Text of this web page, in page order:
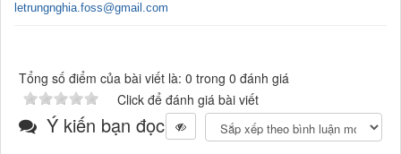
letrungnghia.foss@gmail.com
Tổng số điểm của bài viết là: 0 trong 0 đánh giá
Click để đánh giá bài viết
Ý kiến bạn đọc